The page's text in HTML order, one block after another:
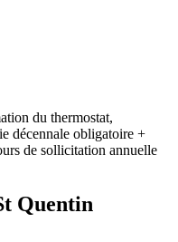
du thermostat,
décennale obligatoire +
de sollicitation annuelle
Quentin